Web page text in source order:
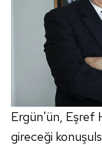
Ergün'ün, Eşref
gireceği